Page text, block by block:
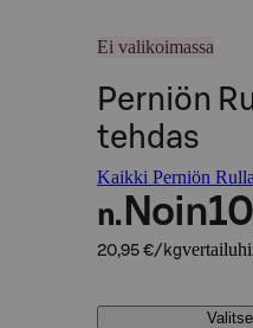
Ei valikoimassa
Perniön
tehdas
Kaikki Perniön
n. Noin
20,95 €/kg